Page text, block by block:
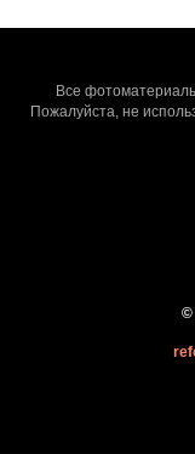
Все
Пожалуйста, не
©